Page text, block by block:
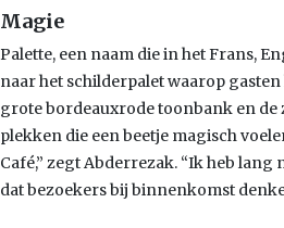
Magie
Palette, een naam die in het Frans,
naar het schilderpalet waarop
grote bordeauxrode toonbank en de
plekken die een beetje magisch
Café,” zegt Abderrezak. “Ik heb
dat bezoekers bij binnenkomst